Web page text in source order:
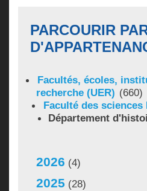
PARCOURIR
Facultés, écoles,
recherche (UER) (660)
Faculté des sciences
Département
2026 (4)
2025 (28)